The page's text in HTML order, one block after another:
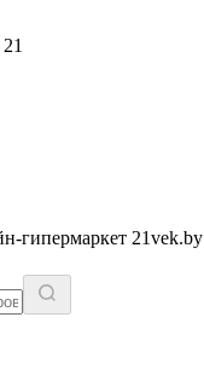
гипермаркет 21vek.by